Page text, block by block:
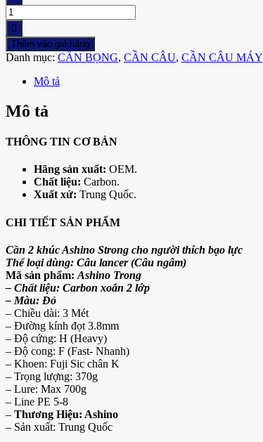
CẦN
2
KHÚC
ASHINO
STRONG
lượng
Thêm vào giỏ hàng
Danh mục: CẦN BỌNG, CẦN CÂU, CẦN CÂU MÁY
Mô tả
Mô tả
THÔNG TIN CƠ BẢN
Hãng sản xuất: OEM.
Chất liệu: Carbon.
Xuất xứ: Trung Quốc.
CHI TIẾT SẢN PHẨM
Cần 2 khúc Ashino Strong cho người thích bạo lực
Thể loại dùng: Câu lancer (Câu ngâm)
Mã sản phẩm: Ashino Trong
– Chất liệu: Carbon xoắn 2 lớp
– Màu: Đỏ
– Chiều dài: 3 Mét
– Đường kính đọt 3.8mm
– Độ cứng: H (Heavy)
– Độ cong: F (Fast- Nhanh)
– Khoen: Fuji Sic chân K
– Trọng lượng: 370g
– Lure: Max 700g
– Line PE 5-8
– Thương Hiệu: Ashino
– Sản xuất: Trung Quốc